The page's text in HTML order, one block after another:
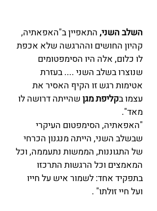
השלב השני, התאפיין ב"האפאתיה,
קהיון החושים וההרגשה שלא אכפת
לו כלום, אלה היו הסימפטומים
שנוצרו בשלב השני .... בעזרת
אטימות רגש זו הקיף האסיר את
עצמו בקליפת מגן שהייתה דרושה לו
מאד".
"האפאתיה, הסימפטום העיקרי
שבשלב השני, הייתה מנגנון הכרחי
של התגוננות, הממשות נתעממה, וכל
המאמצים וכל הרגשות התרכזו
בתפקיד אחד: לשמור איש על חייו
ועל חיי זולתו" .